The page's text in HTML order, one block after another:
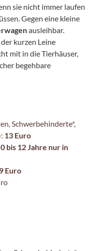
sie nicht immer laufen
Gegen eine kleine
ausleihbar.
kurzen Leine
mit in die Tierhäuser,
begehbare
Schwerbehinderte*,
13 Euro
bis 12 Jahre nur in
Euro